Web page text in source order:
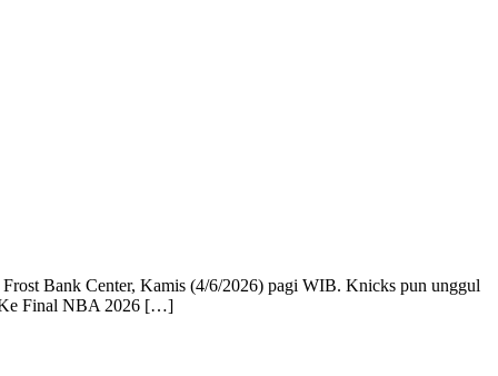
Bank Center, Kamis (4/6/2026) pagi WIB. Knicks pun unggul
Ke Final NBA 2026 […]